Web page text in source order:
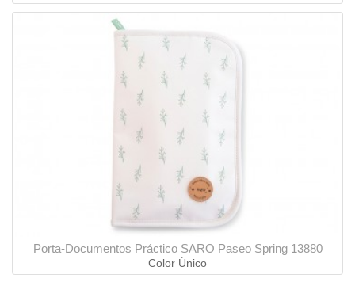
Porta-Documentos Práctico SARO Paseo Spring 13880
Color Único